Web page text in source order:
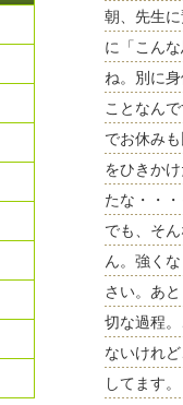
朝、先生
に「こん
ね。別に
ことなん
でお休み
をひきか
たな・・
でも、そ
ん。強く
さい。あ
切な過程
ないけれ
してます。